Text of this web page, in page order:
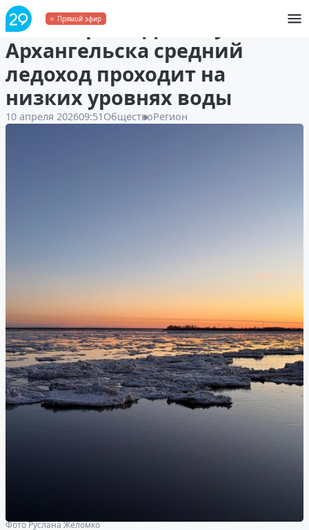
Прямой эфир
На Северной Двине у
Архангельска средний
ледоход проходит на
низких уровнях воды
10 апреля 202609:51 ОбществоРегион
Фото Руслана Желомко